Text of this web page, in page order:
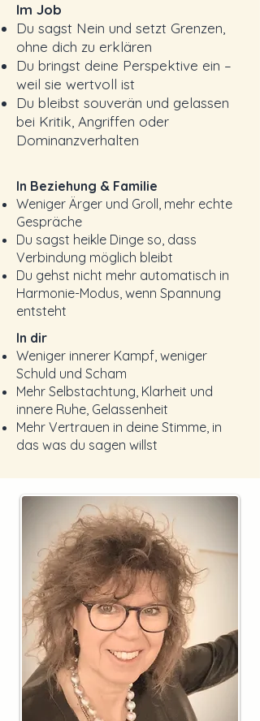
Im Job
Du sagst Nein und setzt Grenzen,
ohne dich zu erklären
Du bringst deine Perspektive ein –
weil sie wertvoll ist
Du bleibst souverän und gelassen
bei Kritik, Angriffen oder
Dominanzverhalten
In Beziehung & Familie
Weniger Ärger und Groll, mehr echte
Gespräche
Du sagst heikle Dinge so, dass
Verbindung möglich bleibt
Du gehst nicht mehr automatisch in
Harmonie-Modus, wenn Spannung
entsteht
In dir
Weniger innerer Kampf, weniger
Schuld und Scham
Mehr Selbstachtung, Klarheit und
innere Ruhe, Gelassenheit
Mehr Vertrauen in deine Stimme, in
das was du sagen willst